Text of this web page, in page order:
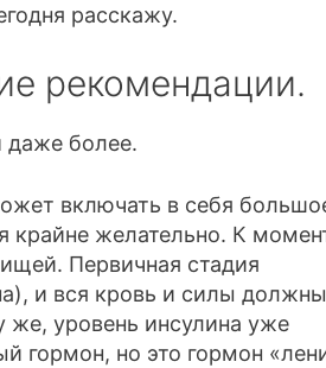
расскажу.
рекомендации.
даже более.
включать в себя
крайне желательно. К
Первичная стадия
и вся кровь и силы должны
же, уровень инсулина уже
гормон, но это гормон